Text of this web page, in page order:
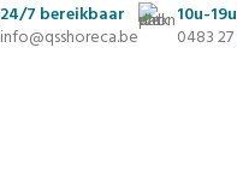
24/7 bereikbaar
info@qsshoreca.be
10u-
0483 27